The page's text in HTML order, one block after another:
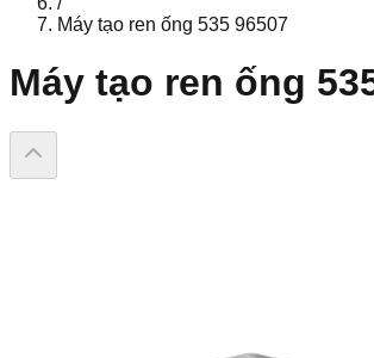
Máy tạo ren ống 535 96507
Máy tạo ren ống